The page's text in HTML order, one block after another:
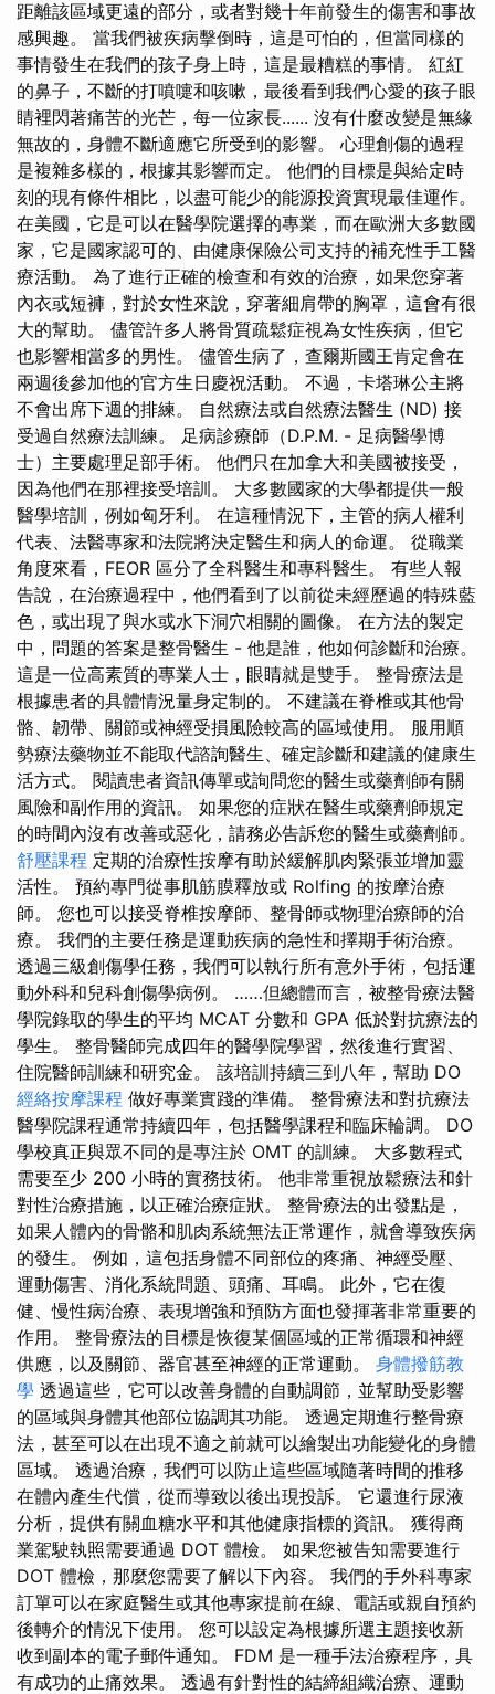
距離該區域更遠的部分，或者對幾十年前發生的傷害和事故
感興趣。 當我們被疾病擊倒時，這是可怕的，但當同樣的
事情發生在我們的孩子身上時，這是最糟糕的事情。 紅紅
的鼻子，不斷的打噴嚏和咳嗽，最後看到我們心愛的孩子眼
睛裡閃著痛苦的光芒，每一位家長...... 沒有什麼改變是無緣
無故的，身體不斷適應它所受到的影響。 心理創傷的過程
是複雜多樣的，根據其影響而定。 他們的目標是與給定時
刻的現有條件相比，以盡可能少的能源投資實現最佳運作。
在美國，它是可以在醫學院選擇的專業，而在歐洲大多數國
家，它是國家認可的、由健康保險公司支持的補充性手工醫
療活動。 為了進行正確的檢查和有效的治療，如果您穿著
內衣或短褲，對於女性來說，穿著細肩帶的胸罩，這會有很
大的幫助。 儘管許多人將骨質疏鬆症視為女性疾病，但它
也影響相當多的男性。 儘管生病了，查爾斯國王肯定會在
兩週後參加他的官方生日慶祝活動。 不過，卡塔琳公主將
不會出席下週的排練。 自然療法或自然療法醫生 (ND) 接
受過自然療法訓練。 足病診療師（D.P.M. - 足病醫學博
士）主要處理足部手術。 他們只在加拿大和美國被接受，
因為他們在那裡接受培訓。 大多數國家的大學都提供一般
醫學培訓，例如匈牙利。 在這種情況下，主管的病人權利
代表、法醫專家和法院將決定醫生和病人的命運。 從職業
角度來看，FEOR 區分了全科醫生和專科醫生。 有些人報
告說，在治療過程中，他們看到了以前從未經歷過的特殊藍
色，或出現了與水或水下洞穴相關的圖像。 在方法的製定
中，問題​​的答案是整骨醫生 - 他是誰，他如何診斷和治療。
這是一位高素質的專業人士，眼睛就是雙手。 整骨療法是
根據患者的具體情況量身定制的。 不建議在脊椎或其他骨
骼、韌帶、關節或神經受損風險較高的區域使用。 服用順
勢療法藥物並不能取代諮詢醫生、確定診斷和建議的健康生
活方式。 閱讀患者資訊傳單或詢問您的醫生或藥劑師有關
風險和副作用的資訊。 如果您的症狀在醫生或藥劑師規定
的時間內沒有改善或惡化，請務必告訴您的醫生或藥劑師。
舒壓課程 定期的治療性按摩有助於緩解肌肉緊張並增加靈
活性。 預約專門從事肌筋膜釋放或 Rolfing 的按摩治療
師。 您也可以接受脊椎按摩師、整骨師或物理治療師的治
療。 我們的主要任務是運動疾病的急性和擇期手術治療。
透過三級創傷學任務，我們可以執行所有意外手術，包括運
動外科和兒科創傷學病例。 ……但總體而言，被整骨療法醫
學院錄取的學生的平均 MCAT 分數和 GPA 低於對抗療法的
學生。 整骨醫師完成四年的醫學院學習，然後進行實習、
住院醫師訓練和研究金。 該培訓持續三到八年，幫助 DO
經絡按摩課程 做好專業實踐的準備。 整骨療法和對抗療法
醫學院課程通常持續四年，包括醫學課程和臨床輪調。 DO
學校真正與眾不同的是專注於 OMT 的訓練。 大多數程式
需要至少 200 小時的實務技術。 他非常重視放鬆療法和針
對性治療措施，以正確治療症狀。 整骨療法的出發點是，
如果人體內的骨骼和肌肉系統無法正常運作，就會導致疾病
的發生。 例如，這包括身體不同部位的疼痛、神經受壓、
運動傷害、消化系統問題、頭痛、耳鳴。 此外，它在復
健、慢性病治療、表現增強和預防方面也發揮著非常重要的
作用。 整骨療法的目標是恢復某個區域的正常循環和神經
供應，以及關節、器官甚至神經的正常運動。 身體撥筋教
學 透過這些，它可以改善身體的自動調節，並幫助受影響
的區域與身體其他部位協調其功能。 透過定期進行整骨療
法，甚至可以在出現不適之前就可以繪製出功能變化的身體
區域。 透過治療，我們可以防止這些區域隨著時間的推移
在體內產生代償，從而導致以後出現投訴。 它還進行尿液
分析，提供有關血糖水平和其他健康指標的資訊。 獲得商
業駕駛執照需要通過 DOT 體檢。 如果您被告知需要進行
DOT 體檢，那麼您需要了解以下內容。 我們的手外科專家
訂單可以在家庭醫生或其他專家提前在線、電話或親自預約
後轉介的情況下使用。 您可以設定為根據所選主題接收新
收到副本的電子郵件通知。 FDM 是一種手法治療程序，具
有成功的止痛效果。 透過有針對性的結締組織治療、運動